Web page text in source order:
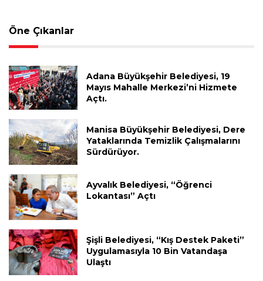
Öne Çıkanlar
Adana Büyükşehir Belediyesi, 19
Mayıs Mahalle Merkezi’ni Hizmete
Açtı.
Manisa Büyükşehir Belediyesi, Dere
Yataklarında Temizlik Çalışmalarını
Sürdürüyor.
Ayvalık Belediyesi, “Öğrenci
Lokantası” Açtı
Şişli Belediyesi, “Kış Destek Paketi”
Uygulamasıyla 10 Bin Vatandaşa
Ulaştı